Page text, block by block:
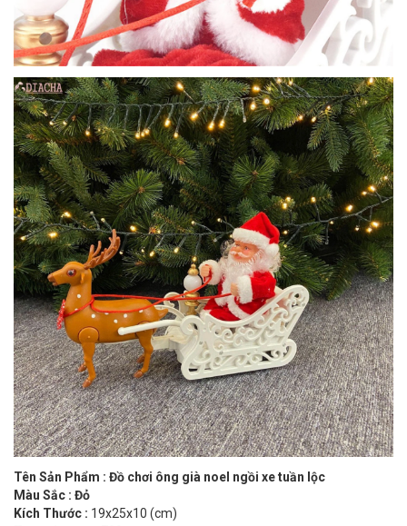
Tên Sản Phẩm : Đồ chơi ông già noel ngồi xe tuần lộc
Màu Sắc : Đỏ
Kích Thước : 19x25x10 (cm)